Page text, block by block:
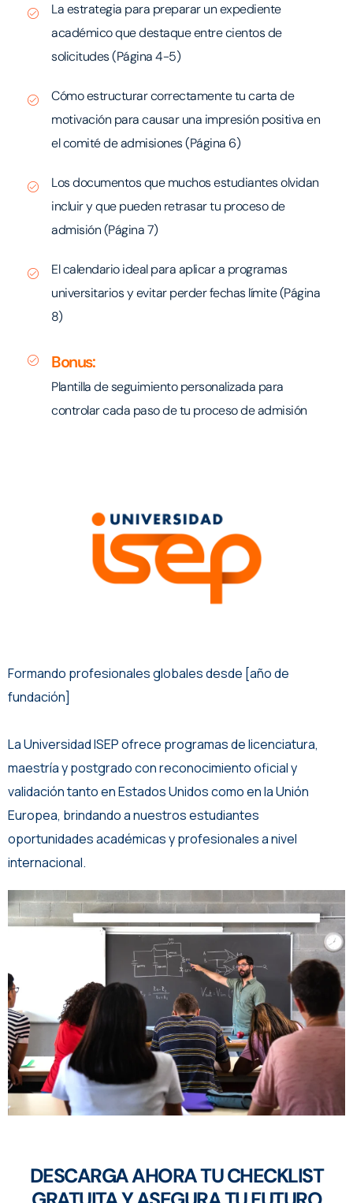
La estrategia para preparar un expediente
académico que destaque entre cientos de
solicitudes (Página 4-5)
Cómo estructurar correctamente tu carta de
motivación para causar una impresión positiva en
el comité de admisiones (Página 6)
Los documentos que muchos estudiantes olvidan
incluir y que pueden retrasar tu proceso de
admisión (Página 7)
El calendario ideal para aplicar a programas
universitarios y evitar perder fechas límite (Página
8)
Bonus:
Plantilla de seguimiento personalizada para
controlar cada paso de tu proceso de admisión
Formando profesionales globales desde [año de
fundación]
La Universidad ISEP ofrece programas de licenciatura,
maestría y postgrado con reconocimiento oficial y
validación tanto en Estados Unidos como en la Unión
Europea, brindando a nuestros estudiantes
oportunidades académicas y profesionales a nivel
internacional.
DESCARGA AHORA TU CHECKLIST